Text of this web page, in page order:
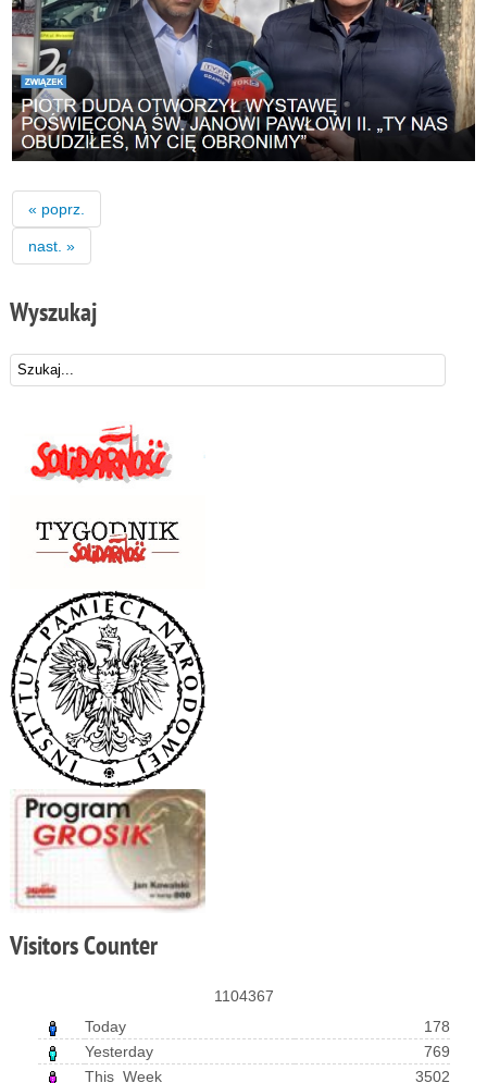
« poprz.
nast. »
Wyszukaj
VisitorsCounter
1104367
Today
178
Yesterday
769
This_Week
3502